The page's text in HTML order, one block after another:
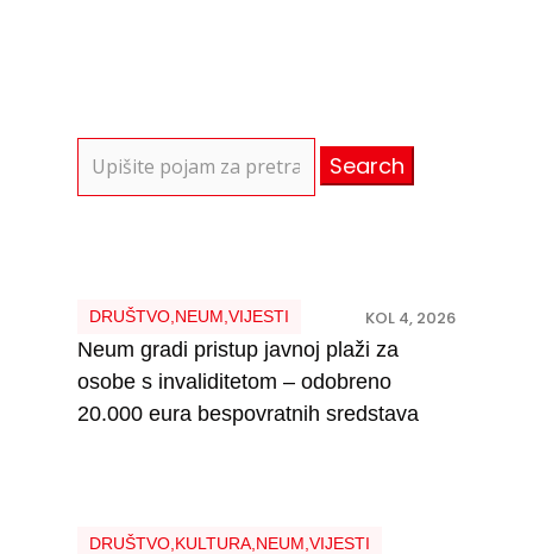
for:
DRUŠTVO, NEUM VIJESTI KOL 4, 2026
Neum gradi pristup javnoj plaži za
osobe s invaliditetom – odobreno
20.000 eura bespovratnih sredstava
DRUŠTVO, KULTURA, NEUM VIJESTI